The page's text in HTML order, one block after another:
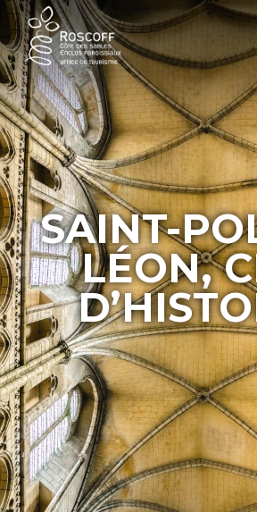
SAINT-
LÉON,
Cookies management panel